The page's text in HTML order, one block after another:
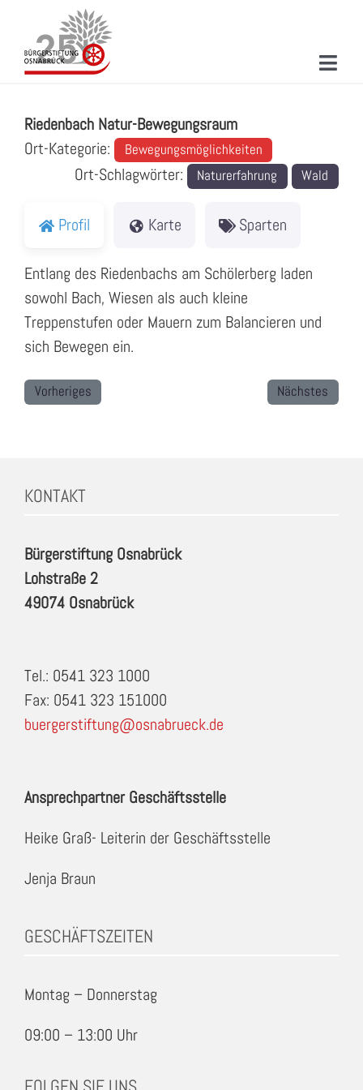
springen
PROJEKTE & AKTIONEN
NEUIGKEITEN
Riedenbach Natur-Bewegungsraum
Ort-Kategorie:
Bewegungsmöglichkeiten
Ort-Schlagwörter: Naturerfahrung Wald
Profil Karte Sparten
Entlang des Riedenbachs am Schölerberg laden
sowohl Bach, Wiesen als auch kleine
Treppenstufen oder Mauern zum Balancieren und
sich Bewegen ein.
Vorheriges Nächstes
KONTAKT
Bürgerstiftung Osnabrück
Lohstraße 2
49074 Osnabrück
Tel.: 0541 323 1000
Fax: 0541 323 151000
buergerstiftung@osnabrueck.de
Ansprechpartner Geschäftsstelle
Heike Graß- Leiterin der Geschäftsstelle
Jenja Braun
GESCHÄFTSZEITEN
Montag – Donnerstag
09:00 – 13:00 Uhr